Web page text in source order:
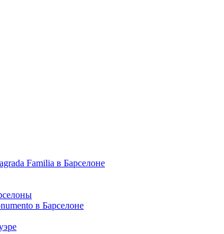
Familia в Барселоне
в Барселоне